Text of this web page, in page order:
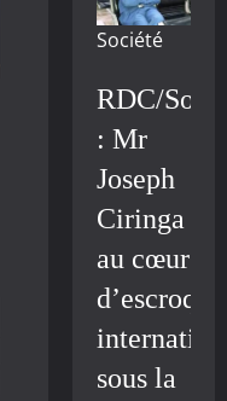
Société
RDC/
: Mr
Joseph
Ciringa
au cœur
sous la